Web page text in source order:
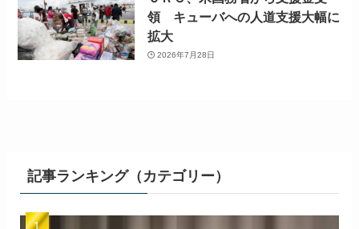
領 キューバへの人道支援大幅に
拡大
2026年7月28日
記事ランキング（カテゴリー）